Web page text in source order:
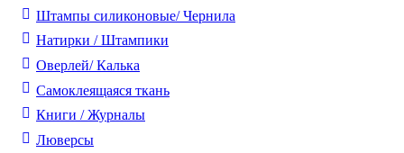
Штампы силиконовые/ Чернила
Натирки / Штампики
Оверлей/ Калька
Самоклеящаяся ткань
Книги / Журналы
Люверсы